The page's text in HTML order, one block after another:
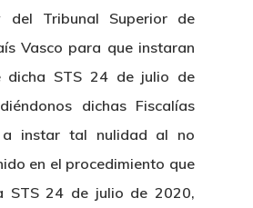
del Tribunal Superior de
Vasco para que instaran
dicha STS 24 de julio de
dichas Fiscalías
instar tal nulidad al no
en el procedimiento que
STS 24 de julio de 2020,